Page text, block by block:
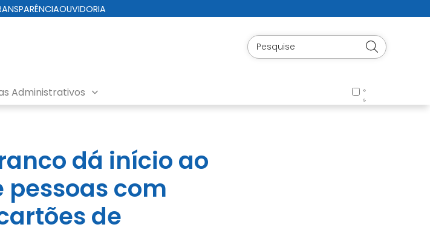
OUVIDORIA
Administrativos
dá início ao
com
de